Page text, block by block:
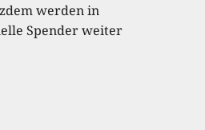
werden in
Spender weiter